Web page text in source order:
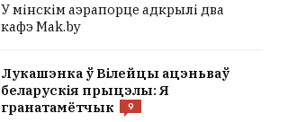
У мінскім аэрапорце адкрылі два
кафэ Mak.by
Лукашэнка ў Вілейцы ацэньваў
беларускія прыцэлы: Я
гранатамётчык
9